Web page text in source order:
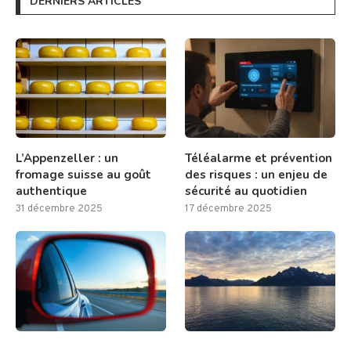
L’Appenzeller : un
fromage suisse au goût
authentique
31 décembre 2025
Téléalarme et prévention
des risques : un enjeu de
sécurité au quotidien
17 décembre 2025